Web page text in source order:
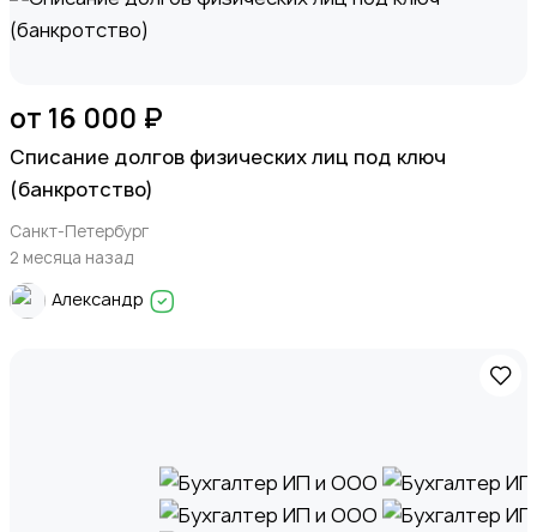
от 16 000 ₽
Списание долгов физических лиц под ключ
(банкротство)
Санкт-Петербург
2 месяца назад
Александр